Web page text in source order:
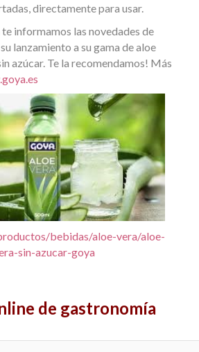
directamente para usar.
te informamos las novedades de
lanzamiento a su gama de aloe
azúcar. Te la recomendamos! Más
bebidas/aloe-vera/aloe-
sin-azucar-goya
de gastronomía